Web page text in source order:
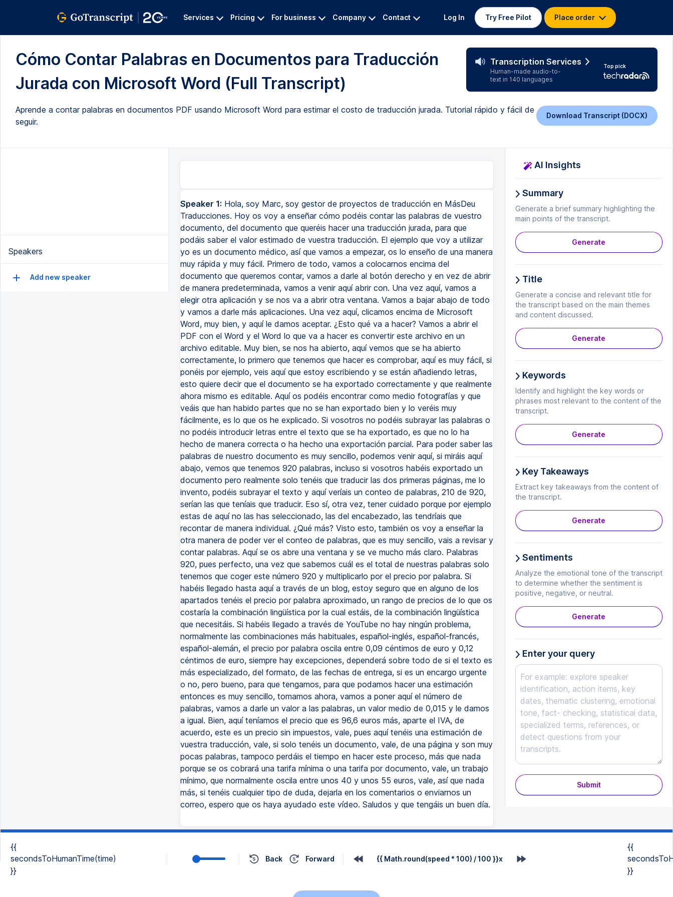
Services Pricing For business Company Contact Log In Try Free Pilot Place order
Cómo Contar Palabras en Documentos para Traducción
Jurada con Microsoft Word (Full Transcript)
Transcription Services
Human-made audio-to-
text in 140 languages
Top pick
Aprende a contar palabras en documentos PDF usando Microsoft Word para estimar el costo de traducción jurada. Tutorial rápido y fácil de
seguir.
Download Transcript (DOCX)
Speakers
Add new speaker
Speaker 1: Hola, soy Marc, soy gestor de proyectos de traducción en MásDeu
Traducciones. Hoy os voy a enseñar cómo podéis contar las palabras de vuestro
documento, del documento que queréis hacer una traducción jurada, para que
podáis saber el valor estimado de vuestra traducción. El ejemplo que voy a utilizar
yo es un documento médico, así que vamos a empezar, os lo enseño de una manera
muy rápida y muy fácil. Primero de todo, vamos a colocarnos encima del
documento que queremos contar, vamos a darle al botón derecho y en vez de abrir
de manera predeterminada, vamos a venir aquí abrir con. Una vez aquí, vamos a
elegir otra aplicación y se nos va a abrir otra ventana. Vamos a bajar abajo de todo
y vamos a darle más aplicaciones. Una vez aquí, clicamos encima de Microsoft
Word, muy bien, y aquí le damos aceptar. ¿Esto qué va a hacer? Vamos a abrir el
PDF con el Word y el Word lo que va a hacer es convertir este archivo en un
archivo editable. Muy bien, se nos ha abierto, aquí vemos que se ha abierto
correctamente, lo primero que tenemos que hacer es comprobar, aquí es muy fácil, si
ponéis por ejemplo, veis aquí que estoy escribiendo y se están añadiendo letras,
esto quiere decir que el documento se ha exportado correctamente y que realmente
ahora mismo es editable. Aquí os podéis encontrar como medio fotografías y que
veáis que han habido partes que no se han exportado bien y lo veréis muy
fácilmente, es lo que os he explicado. Si vosotros no podéis subrayar las palabras o
no podéis introducir letras entre el texto que se ha exportado, es que no lo ha
hecho de manera correcta o ha hecho una exportación parcial. Para poder saber las
palabras de nuestro documento es muy sencillo, podemos venir aquí, si miráis aquí
abajo, vemos que tenemos 920 palabras, incluso si vosotros habéis exportado un
documento pero realmente solo tenéis que traducir las dos primeras páginas, me lo
invento, podéis subrayar el texto y aquí veríais un conteo de palabras, 210 de 920,
serían las que teníais que traducir. Eso sí, otra vez, tener cuidado porque por ejemplo
estas de aquí no las has seleccionado, las del encabezado, las tendríais que
recontar de manera individual. ¿Qué más? Visto esto, también os voy a enseñar la
otra manera de poder ver el conteo de palabras, que es muy sencillo, vais a revisar y
contar palabras. Aquí se os abre una ventana y se ve mucho más claro. Palabras
920, pues perfecto, una vez que sabemos cuál es el total de nuestras palabras solo
tenemos que coger este número 920 y multiplicarlo por el precio por palabra. Si
habéis llegado hasta aquí a través de un blog, estoy seguro que en alguno de los
apartados tenéis el precio por palabra aproximado, un rango de precios de lo que os
costaría la combinación lingüística por la cual estáis, de la combinación lingüística
que necesitáis. Si habéis llegado a través de YouTube no hay ningún problema,
normalmente las combinaciones más habituales, español-inglés, español-francés,
español-alemán, el precio por palabra oscila entre 0,09 céntimos de euro y 0,12
céntimos de euro, siempre hay excepciones, dependerá sobre todo de si el texto es
más especializado, del formato, de las fechas de entrega, si es un encargo urgente
o no, pero bueno, para que tengamos, para que podamos hacer una estimación
entonces es muy sencillo, tomamos ahora, vamos a poner aquí el número de
palabras, vamos a darle un valor a las palabras, un valor medio de 0,015 y le damos
a igual. Bien, aquí teníamos el precio que es 96,6 euros más, aparte el IVA, de
acuerdo, este es un precio sin impuestos, vale, pues aquí tenéis una estimación de
vuestra traducción, vale, si solo tenéis un documento, vale, de una página y son muy
pocas palabras, tampoco perdáis el tiempo en hacer este proceso, más que nada
porque se os cobrará una tarifa mínima o una tarifa por documento, vale, un trabajo
mínimo, que normalmente oscila entre unos 40 y unos 55 euros, vale, así que nada
más, si tenéis cualquier tipo de duda, dejarla en los comentarios o enviarnos un
correo, espero que os haya ayudado este vídeo. Saludos y que tengáis un buen día.
AI Insights
Summary
Generate a brief summary highlighting the
main points of the transcript.
Generate
Title
Generate a concise and relevant title for
the transcript based on the main themes
and content discussed.
Generate
Keywords
Identify and highlight the key words or
phrases most relevant to the content of the
transcript.
Generate
Key Takeaways
Extract key takeaways from the content of
the transcript.
Generate
Sentiments
Analyze the emotional tone of the transcript
to determine whether the sentiment is
positive, negative, or neutral.
Generate
Enter your query
Submit
{{
secondsToHumanTime(time)
}}
Back Forward {{ Math.round(speed * 100) / 100 }}x
{{
}}